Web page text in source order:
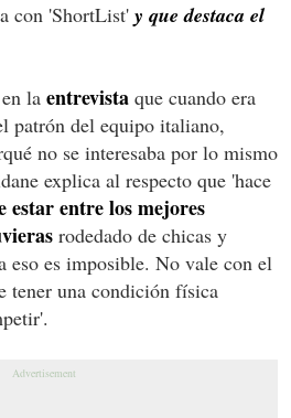
con 'ShortList' y que destaca el
la entrevista que cuando era
patrón del equipo italiano,
no se interesaba por lo mismo
explica al respecto que 'hace
estar entre los mejores
rodedado de chicas y
eso es imposible. No vale con el
tener una condición física